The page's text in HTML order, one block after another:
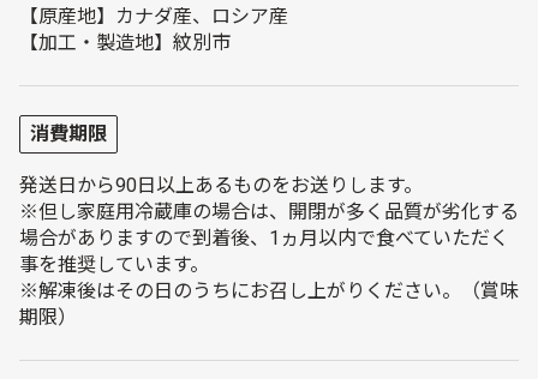
【原産地】カナダ産、ロシア産
【加工・製造地】紋別市
消費期限
発送日から90日以上あるものをお送りします。
※但し家庭用冷蔵庫の場合は、開閉が多く品質が劣化する
場合がありますので到着後、1ヵ月以内で食べていただく
事を推奨しています。
※解凍後はその日のうちにお召し上がりください。（賞味
期限）